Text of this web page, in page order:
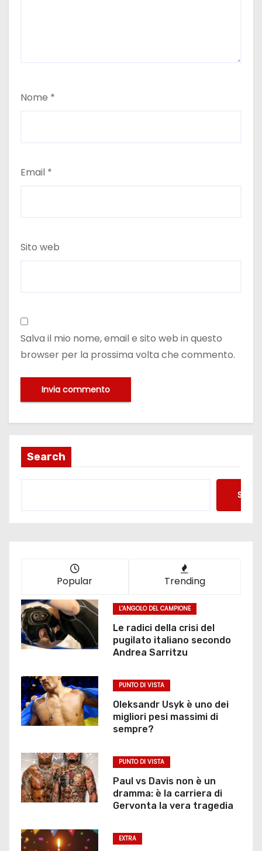
Nome *
Email *
Sito web
Salva il mio nome, email e sito web in questo
browser per la prossima volta che commento.
Search
Popular Trending
L'ANGOLO DEL CAMPIONE
Le radici della crisi del
pugilato italiano secondo
Andrea Sarritzu
PUNTO DI VISTA
Oleksandr Usyk è uno dei
migliori pesi massimi di
sempre?
PUNTO DI VISTA
Paul vs Davis non è un
dramma: è la carriera di
Gervonta la vera tragedia
EXTRA